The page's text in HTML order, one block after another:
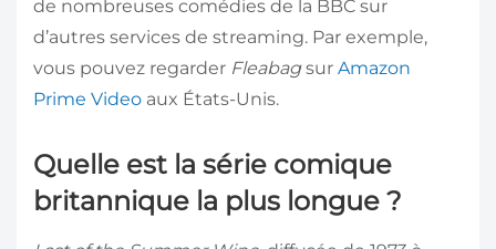
de nombreuses comédies de la BBC sur
d’autres services de streaming. Par exemple,
vous pouvez regarder Fleabagsur Amazon
Prime Video aux États-Unis.
Quelle est la série comique
britannique la plus longue ?